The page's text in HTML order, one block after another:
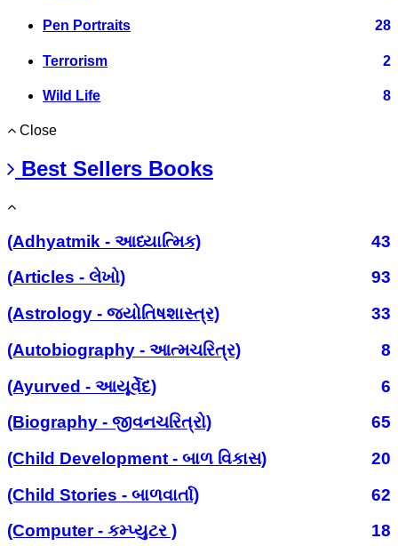
Pen Portraits 28
Terrorism 2
Wild Life 8
Close
Best Sellers Books
(Adhyatmik - આધ્યાત્મિક)
43
(Articles - લેખો)
93
(Astrology - જ્યોતિષશાસ્ત્ર)
33
(Autobiography - આત્મચરિત્ર)
8
(Ayurved - આયૂર્વેદ)
6
(Biography - જીવનચરિત્રો)
65
(Child Development - બાળ વિકાસ)
20
(Child Stories - બાળવાર્તા)
62
(Computer - કમ્પ્યુટર )
18